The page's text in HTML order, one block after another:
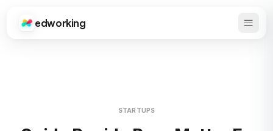
Edworking
edworking
STARTUPS